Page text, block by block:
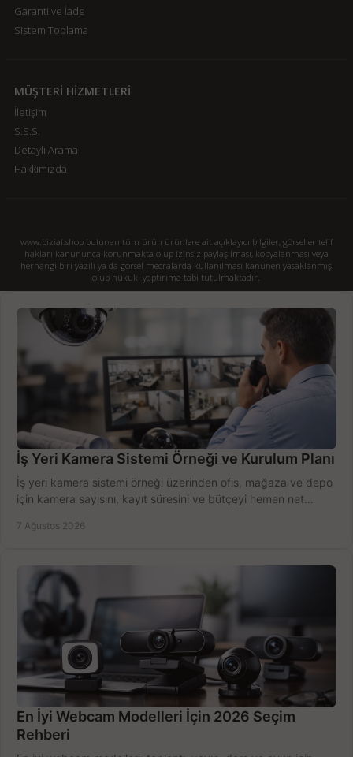
Garanti ve İade
Sistem Toplama
MÜŞTERİ HİZMETLERİ
İletişim
S.S.S.
Detaylı Arama
Hakkımızda
www.bizial.shop bulunan tüm ürün ürünlere ait açıklayıcı bilgiler, görseller telif
hakları kanununca korunmakta olup izinsiz paylaşılması, kopyalanması veya
herhangi biri yazılı ya da görsel mecralarda kullanılması kanunen yasaklanmış
olup hukuki yaptırıma tabi tutulmaktadır.
İş Yeri Kamera Sistemi Örneği ve Kurulum Planı
İş yeri kamera sistemi örneği üzerinden ofis, mağaza ve depo
için kamera sayısını, kayıt süresini ve bütçeyi hemen net
7 Ağustos 2026
En İyi Webcam Modelleri İçin 2026 Seçim
Rehberi